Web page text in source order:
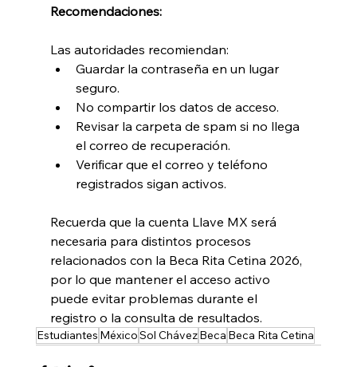
Recomendaciones:
Las autoridades recomiendan:
Guardar la contraseña en un lugar
seguro.
No compartir los datos de acceso.
Revisar la carpeta de spam si no llega
el correo de recuperación.
Verificar que el correo y teléfono
registrados sigan activos.
Recuerda que la cuenta Llave MX será
necesaria para distintos procesos
relacionados con la Beca Rita Cetina 2026,
por lo que mantener el acceso activo
puede evitar problemas durante el
registro o la consulta de resultados.
Estudiantes MéxicoSol ChávezBeca Beca Rita Cetina